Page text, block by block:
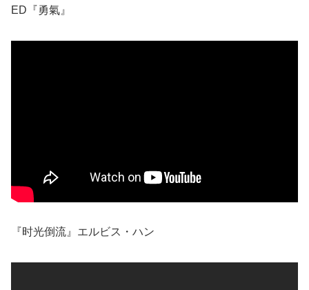
ED『勇氣』
『时光倒流』エルビス・ハン